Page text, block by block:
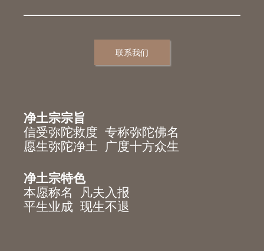
联系我们
净土宗宗旨
信受弥陀救度 专称弥陀佛名
愿生弥陀净土 广度十方众生
净土宗特色
本愿称名 凡夫入报
平生业成 现生不退